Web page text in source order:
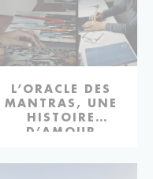
L’ORACLE DES
MANTRAS, UNE
HISTOIRE
D’AMOUR